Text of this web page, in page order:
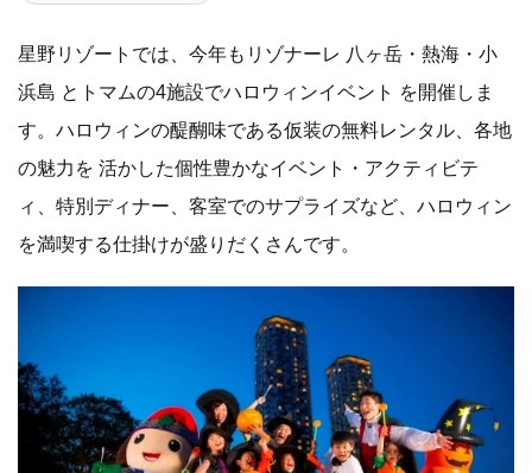
星野リゾートでは、今年もリゾナーレ 八ヶ岳・熱海・小
浜島 とトマムの4施設でハロウィンイベント を開催しま
す。ハロウィンの醍醐味である仮装の無料レンタル、各地
の魅力を 活かした個性豊かなイベント・アクティビテ
ィ、特別ディナー、客室でのサプライズなど、ハロウィン
を満喫する仕掛けが盛りだくさんです。